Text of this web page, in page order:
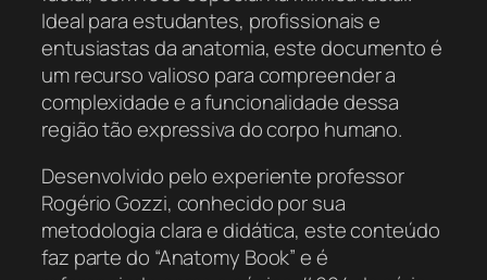
Ideal para estudantes, profissionais e
entusiastas da anatomia, este documento é
um recurso valioso para compreender a
complexidade e a funcionalidade dessa
região tão expressiva do corpo humano.
Desenvolvido pelo experiente professor
Rogério Gozzi, conhecido por sua
metodologia clara e didática, este conteúdo
faz parte do “Anatomy Book” e é